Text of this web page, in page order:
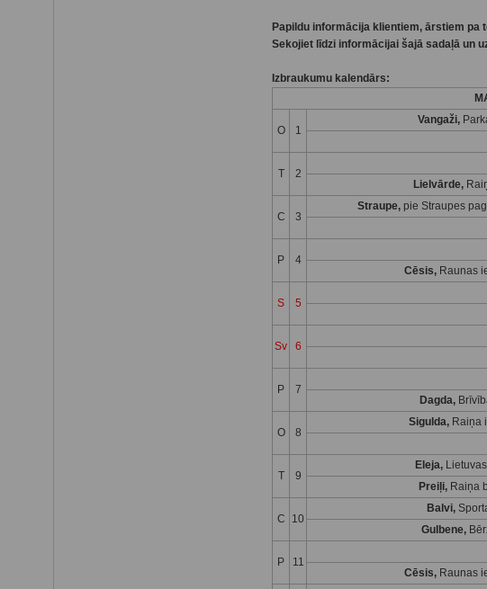
Papildu informācija klientiem, ārstiem pa
Sekojiet līdzi informācijai šajā sadaļā un
Izbraukumu kalendārs:
O 1
Vangaži,
T
2
Lielvārde,
C 3
Straupe,pie Straupes
P
4
Cēsis, Raunas
S 5
Sv 6
P
7
Dagda,
O 8
Sigulda,Raiņa
T 9
Eleja,
Preiļi,Raiņa
C 10
Balvi,
Gulbene,
P
11
Cēsis, Raunas